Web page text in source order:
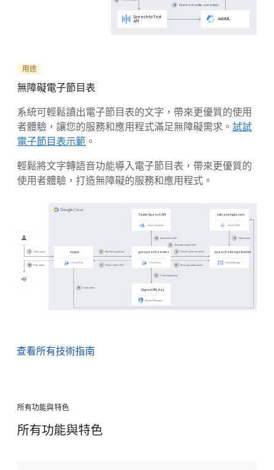
用途
無障礙電子節目表
系統可輕鬆讀出電子節目表的文字，帶來更優質的使用
者體驗，讓您的服務和應用程式滿足無障礙需求。 試試
電子節目表示範 。
輕鬆將文字轉語音功能導入電子節目表，帶來更優質的
使用者體驗，打造無障礙的服務和應用程式。
查看所有技術指南
所有功能與特色
所有功能與特色